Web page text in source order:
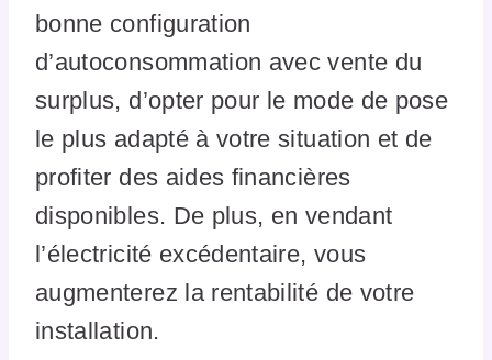
bonne configuration
d’autoconsommation avec vente du
surplus, d’opter pour le mode de pose
le plus adapté à votre situation et de
profiter des aides financières
disponibles. De plus, en vendant
l’électricité excédentaire, vous
augmenterez la rentabilité de votre
installation.